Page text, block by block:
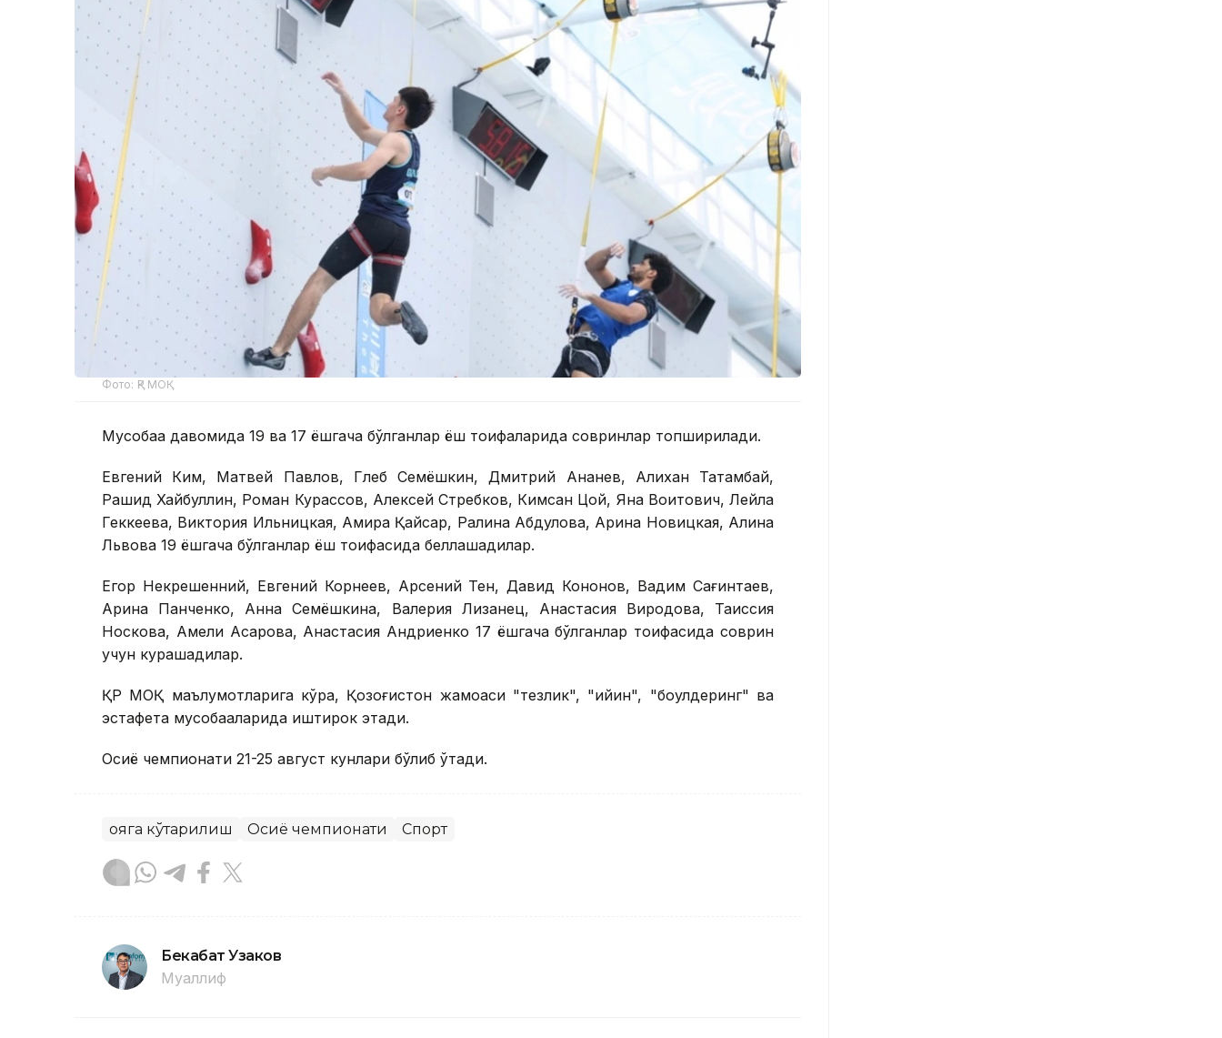
Фото: ҚР МОҚ
Мусобақа давомида 19 ва 17 ёшгача бўлганлар ёш тоифаларида совринлар топширилади.
Евгений Ким, Матвей Павлов, Глеб Семёшкин, Дмитрий Ананев, Алихан Татамбай,
Рашид Хайбуллин, Роман Курассов, Алексей Стребков, Кимсан Цой, Яна Воитович, Лейла
Геккеева, Виктория Ильницкая, Амира Қайсар, Ралина Абдулова, Арина Новицкая, Алина
Львова 19 ёшгача бўлганлар ёш тоифасида беллашадилар.
Егор Некрешенний, Евгений Корнеев, Арсений Тен, Давид Кононов, Вадим Сағинтаев,
Арина Панченко, Анна Семёшкина, Валерия Лизанец, Анастасия Виродова, Таиссия
Носкова, Амели Асқарова, Анастасия Андриенко 17 ёшгача бўлганлар тоифасида соврин
учун курашадилар.
ҚР МОҚ маълумотларига кўра, Қозоғистон жамоаси "тезлик", "қийин", "боулдеринг" ва
эстафета мусобақаларида иштирок этади.
Осиё чемпионати 21-25 август кунлари бўлиб ўтади.
Қояга кўтарилиш Осиё чемпионати Спорт
Бекабат Узаков
Муаллиф